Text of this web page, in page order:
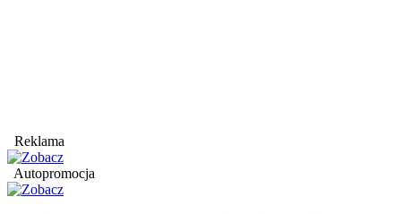
Reklama
Autopromocja